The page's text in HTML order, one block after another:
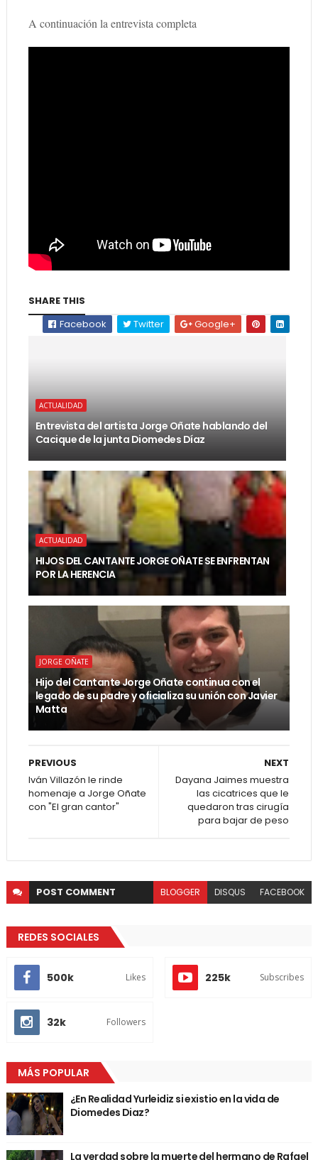
A continuación la entrevista completa
SHARE THIS
Facebook
Twitter Google+
ACTUALIDAD
Entrevista del artista Jorge Oñate hablando del
Cacique de la junta Diomedes Díaz
ACTUALIDAD
HIJOS DEL CANTANTE JORGE OÑATE SE ENFRENTAN
POR LA HERENCIA
JORGE OÑATE
Hijo del Cantante Jorge Oñate continua con el
legado de su padre y oficializa su unión con Javier
Matta
NEXT
Dayana Jaimes muestra
las cicatrices que le
quedaron tras cirugía
para bajar de peso
PREVIOUS
Iván Villazón le rinde
homenaje a Jorge Oñate
con "El gran cantor"
POST COMMENT BLOGGER DISQUS FACEBOOK
REDES SOCIALES
500k Likes 225k Subscribes
32k Followers
MÁS POPULAR
¿En Realidad Yurleidiz si existio en la vida de
Diomedes Diaz?
La verdad sobre la muerte del hermano de Rafael